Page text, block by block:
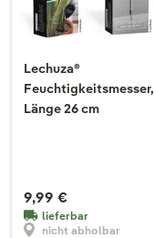
Lechuza®
Feuchtigkeitsmesser,
Länge 26 cm
9,99 €
lieferbar
nicht abholbar